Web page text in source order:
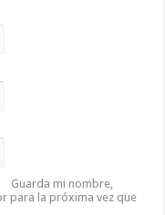
Guarda mi nombre,
para la próxima vez que